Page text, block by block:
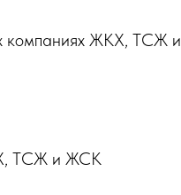
компаниях ЖКХ, ТСЖ и
ТСЖ и ЖСК